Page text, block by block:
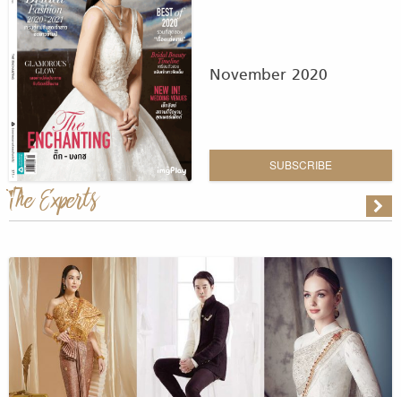
November 2020
SUBSCRIBE
The Experts